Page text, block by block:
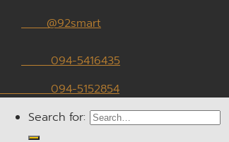
@92smart
094-5416435
094-5152854
Search for: